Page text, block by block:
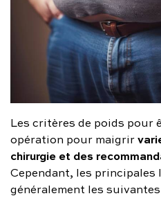
Les critères de poids pour
opération pour maigrir
chirurgie et des
Cependant, les
généralement les